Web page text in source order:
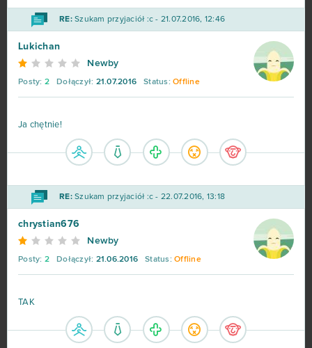
RE:Szukam przyjaciół :c - 21.07.2016, 12:46
Lukichan
Newby
Posty: 2 Dołączył: 21.07.2016 Status: Offline
Ja chętnie!
RE:Szukam przyjaciół :c - 22.07.2016, 13:18
chrystian676
Newby
Posty: 2 Dołączył: 21.06.2016 Status: Offline
TAK